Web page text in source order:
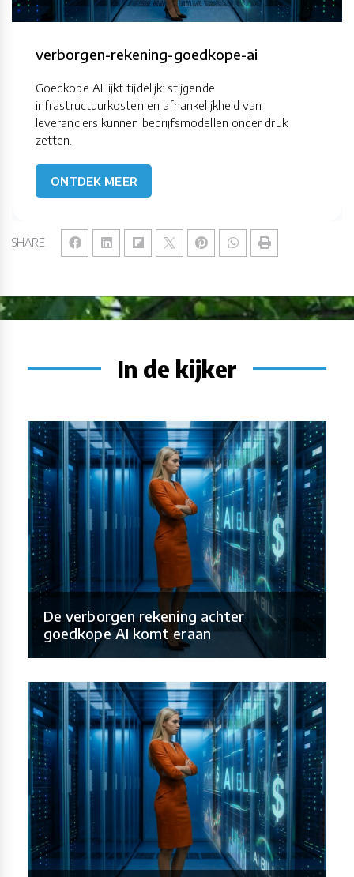
SHARE
verborgen-rekening-goedkope-ai
Goedkope AI lijkt tijdelijk: stijgende
infrastructuurkosten en afhankelijkheid van
leveranciers kunnen bedrijfsmodellen onder druk
zetten.
ONTDEK MEER
In de kijker
De verborgen rekening achter
goedkope AI komt eraan